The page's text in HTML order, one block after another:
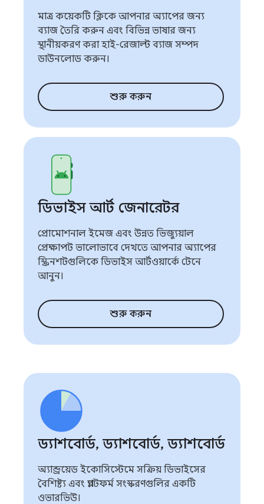
মাত্র কয়েকটি ক্লিকে আপনার অ্যাপের জন্য
ব্যাজ তৈরি করুন এবং বিভিন্ন ভাষার জন্য
স্থানীয়করণ করা হাই-রেজাল্ট ব্যাজ সম্পদ
ডাউনলোড করুন।
শুরু করুন
ডিভাইস আর্ট জেনারেটর
প্রোমোশনাল ইমেজ এবং উন্নত ভিজ্যুয়াল
প্রেক্ষাপট ভালোভাবে দেখতে আপনার অ্যাপের
স্ক্রিনশটগুলিকে ডিভাইস আর্টওয়ার্কে টেনে
আনুন।
শুরু করুন
ড্যাশবোর্ড, ড্যাশবোর্ড, ড্যাশবোর্ড
অ্যান্ড্রয়েড ইকোসিস্টেমে সক্রিয় ডিভাইসের
বৈশিষ্ট্য এবং প্ল্যাটফর্ম সংস্করণগুলির একটি
ওভারভিউ।